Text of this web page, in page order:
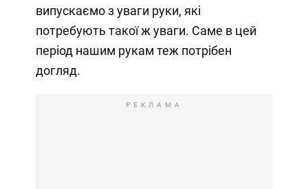
випускаємо з уваги руки, які
потребують такої ж уваги. Саме в цей
період нашим рукам теж потрібен
догляд.
РЕКЛАМА